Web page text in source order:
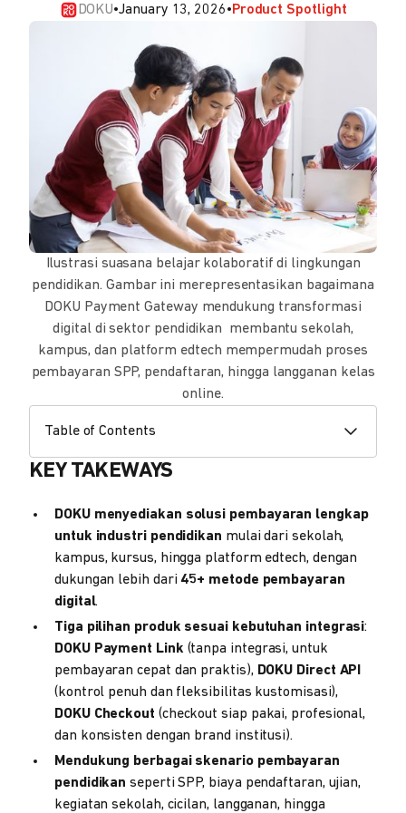
DOKU•January 13, 2026•Product Spotlight
Ilustrasi suasana belajar kolaboratif di lingkungan
pendidikan. Gambar ini merepresentasikan bagaimana
DOKU Payment Gateway mendukung transformasi
digital di sektor pendidikan membantu sekolah,
kampus, dan platform edtech mempermudah proses
pembayaran SPP, pendaftaran, hingga langganan kelas
online.
Table of Contents
KEY TAKEWAYS
DOKU menyediakan solusi pembayaran lengkap
untuk industri pendidikan mulai dari sekolah,
kampus, kursus, hingga platform edtech, dengan
dukungan lebih dari 45+ metode pembayaran
digital.
Tiga pilihan produk sesuai kebutuhan integrasi:
DOKU Payment Link (tanpa integrasi, untuk
pembayaran cepat dan praktis), DOKU Direct API
(kontrol penuh dan fleksibilitas kustomisasi),
DOKU Checkout (checkout siap pakai, profesional,
dan konsisten dengan brand institusi).
Mendukung berbagai skenario pembayaran
pendidikan seperti SPP, biaya pendaftaran, ujian,
kegiatan sekolah, cicilan, langganan, hingga